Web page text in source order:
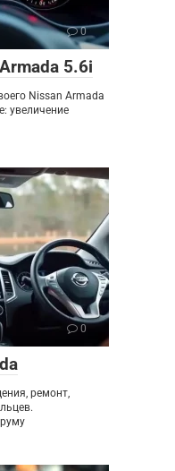
0
5.6i
Nissan Armada
увеличение
0
ремонт,